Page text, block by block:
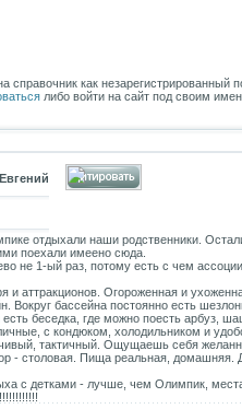
как незарегистрированный
либо войти на сайт под своим
отдыхали наши родственники.
поехали имеено сюда.
не 1-ый раз, потому есть с чем
и аттракционов. Огороженная и
Вокруг бассейна постоянно есть
есть беседка, где можно поесть арбуз,
с кондюком, холодильником и
тактичный. Ощущаешь себя
- столовая. Пища реальная, домашняя.
с детками - лучше, чем Олимпик,